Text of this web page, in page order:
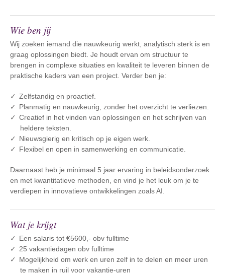
Wie ben jij
Wij zoeken iemand die nauwkeurig werkt, analytisch sterk is en
graag oplossingen biedt. Je houdt ervan om structuur te
brengen in complexe situaties en kwaliteit te leveren binnen de
praktische kaders van een project. Verder ben je:
Zelfstandig en proactief.
Planmatig en nauwkeurig, zonder het overzicht te verliezen.
Creatief in het vinden van oplossingen en het schrijven van
heldere teksten.
Nieuwsgierig en kritisch op je eigen werk.
Flexibel en open in samenwerking en communicatie.
Daarnaast heb je minimaal 5 jaar ervaring in beleidsonderzoek
en met kwantitatieve methoden, en vind je het leuk om je te
verdiepen in innovatieve ontwikkelingen zoals AI.
Wat je krijgt
Een salaris tot €5600,- obv fulltime
25 vakantiedagen obv fulltime
Mogelijkheid om werk en uren zelf in te delen en meer uren
te maken in ruil voor vakantie-uren